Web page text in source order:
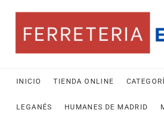
contenido
INICIO TIENDA ONLINE
LEGANÉS HUMANES DE MADRID